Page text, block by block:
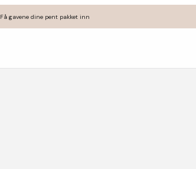
Få gavene dine pent pakket inn